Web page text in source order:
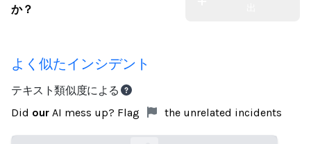
か？
よく似たインシデント
テキスト類似度による
Did our AI mess up? Flag the unrelated incidents